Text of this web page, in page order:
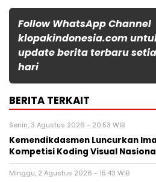
Follow WhatsApp Channel
klopakindonesia.com
update berita terbaru
hari
BERITA TERKAIT
Senin, 3 Agustus 2026 - 20:53 WIB
Kemendikdasmen Luncurkan
Kompetisi Koding Visual
Minggu, 2 Agustus 2026 - 15:43 WIB